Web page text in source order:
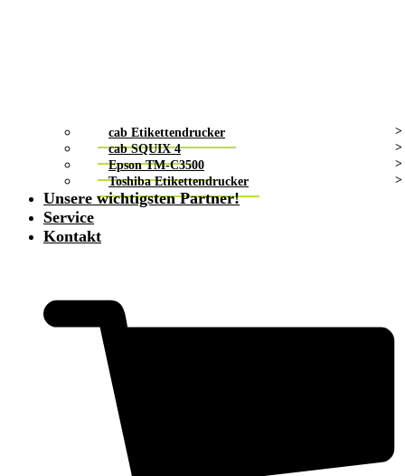
cab Etikettendrucker
cab SQUIX 4
Epson TM-C3500
Toshiba Etikettendrucker
Unsere wichtigsten Partner!
Service
Kontakt